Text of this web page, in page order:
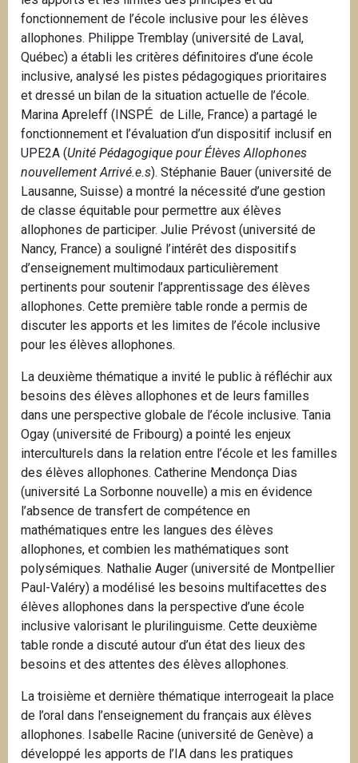
fonctionnement de l’école inclusive pour les élèves
allophones. Philippe Tremblay (université de Laval,
Québec) a établi les critères définitoires d’une école
inclusive, analysé les pistes pédagogiques prioritaires
et dressé un bilan de la situation actuelle de l’école.
Marina Apreleff (INSPÉ de Lille, France) a partagé le
fonctionnement et l’évaluation d’un dispositif inclusif en
UPE2A (Unité Pédagogique pour Élèves Allophones
nouvellement Arrivé.e.s). Stéphanie Bauer (université de
Lausanne, Suisse) a montré la nécessité d’une gestion
de classe équitable pour permettre aux élèves
allophones de participer. Julie Prévost (université de
Nancy, France) a souligné l’intérêt des dispositifs
d’enseignement multimodaux particulièrement
pertinents pour soutenir l’apprentissage des élèves
allophones. Cette première table ronde a permis de
discuter les apports et les limites de l’école inclusive
pour les élèves allophones.
La deuxième thématique a invité le public à réfléchir aux
besoins des élèves allophones et de leurs familles
dans une perspective globale de l’école inclusive. Tania
Ogay (université de Fribourg) a pointé les enjeux
interculturels dans la relation entre l’école et les familles
des élèves allophones. Catherine Mendonça Dias
(université La Sorbonne nouvelle) a mis en évidence
l’absence de transfert de compétence en
mathématiques entre les langues des élèves
allophones, et combien les mathématiques sont
polysémiques. Nathalie Auger (université de Montpellier
Paul-Valéry) a modélisé les besoins multifacettes des
élèves allophones dans la perspective d’une école
inclusive valorisant le plurilinguisme. Cette deuxième
table ronde a discuté autour d’un état des lieux des
besoins et des attentes des élèves allophones.
La troisième et dernière thématique interrogeait la place
de l’oral dans l’enseignement du français aux élèves
allophones. Isabelle Racine (université de Genève) a
développé les apports de l’IA dans les pratiques